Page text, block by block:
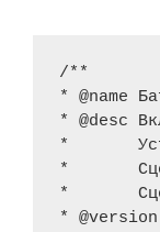
/**
* @name
* @desc
*
*
*
*